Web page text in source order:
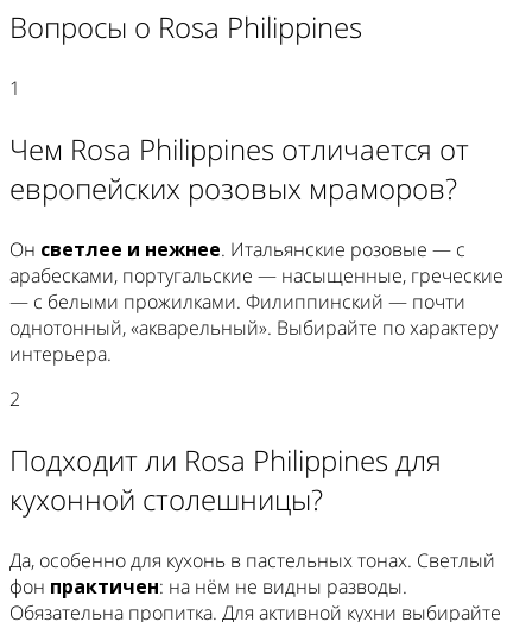
Вопросы о Rosa Philippines
1
Чем Rosa Philippines отличается от
европейских розовых мраморов?
Он светлее и нежнее. Итальянские розовые — с
арабесками, португальские — насыщенные, греческие
— с белыми прожилками. Филиппинский — почти
однотонный, «акварельный». Выбирайте по характеру
интерьера.
2
Подходит ли Rosa Philippines для
кухонной столешницы?
Да, особенно для кухонь в пастельных тонах. Светлый
фон практичен: на нём не видны разводы.
Обязательна пропитка. Для активной кухни выбирайте